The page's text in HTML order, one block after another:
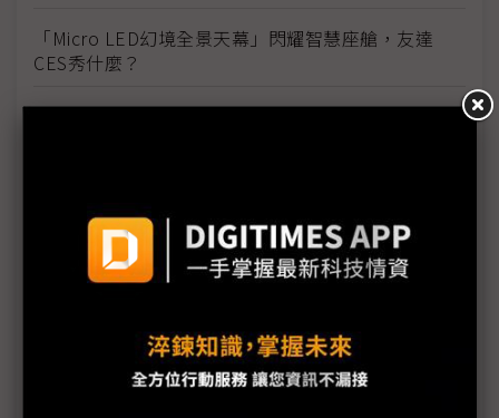
「Micro LED幻境全景天幕」閃耀智慧座艙，友達
CES秀什麼？
SK海力士CES秀16層HBM3E樣品 再次強調HBM4
LED+光波導AR、Sony空間畫下懸念
威剛CES秀實力 攜手慧榮推Gen5 SSD
富智康CES處女秀 展示車載多元方案
奇景CES全技術出擊 WiseEye、VR/AR新方案成焦點